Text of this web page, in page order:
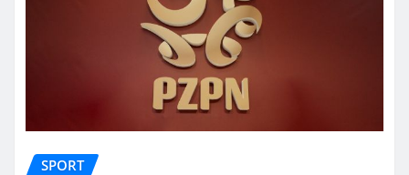
SPORT